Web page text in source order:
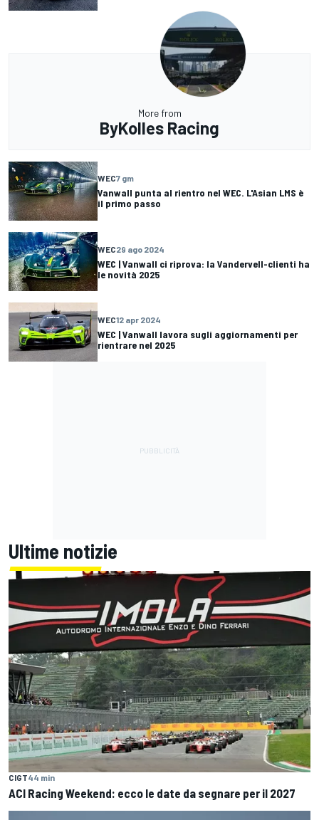
More from
ByKolles Racing
WEC7 gm
Vanwall punta al rientro nel WEC. L'Asian LMS è
il primo passo
WEC29 ago 2024
WEC | Vanwall ci riprova: la Vandervell-clienti ha
le novità 2025
WEC12 apr 2024
WEC | Vanwall lavora sugli aggiornamenti per
rientrare nel 2025
Ultime notizie
CIGT44 min
ACI Racing Weekend: ecco le date da segnare per il 2027